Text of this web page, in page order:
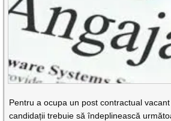
Pentru a ocupa un post contractual
candidații trebuie să îndeplinească